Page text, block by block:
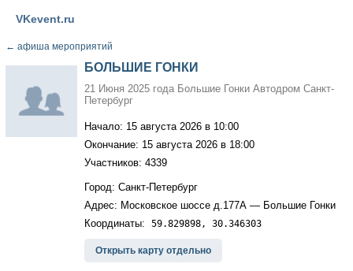
VKevent.ru
← афиша мероприятий
БОЛЬШИЕ ГОНКИ
21 Июня 2025 года Большие Гонки Автодром Санкт-
Петербург
Начало: 15 августа 2026 в 10:00
Окончание: 15 августа 2026 в 18:00
Участников: 4339
Город: Санкт-Петербург
Адрес: Московское шоссе д.177А — Большие Гонки
Координаты: 59.829898, 30.346303
Открыть карту отдельно